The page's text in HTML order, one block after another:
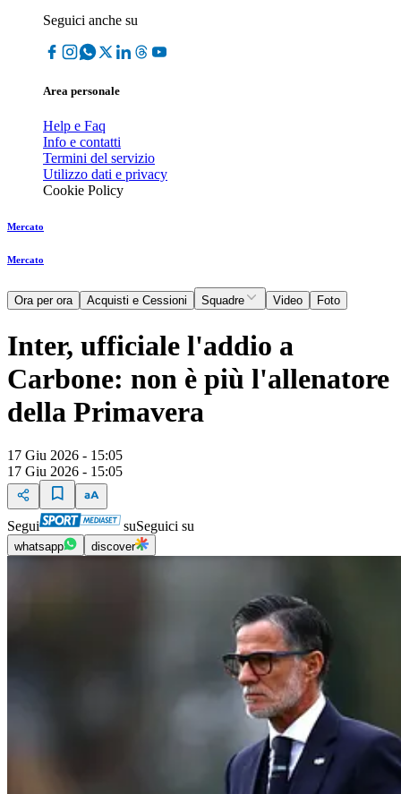
Seguici anche su
Area personale
Help e Faq
Info e contatti
Termini del servizio
Utilizzo dati e privacy
Cookie Policy
Mercato
Mercato
Ora per ora Acquisti e Cessioni Squadre Video Foto
Inter, ufficiale l'addio a
Carbone: non è più l'allenatore
della Primavera
17 Giu 2026 - 15:05
17 Giu 2026 - 15:05
Segui suSeguici su
whatsapp discover